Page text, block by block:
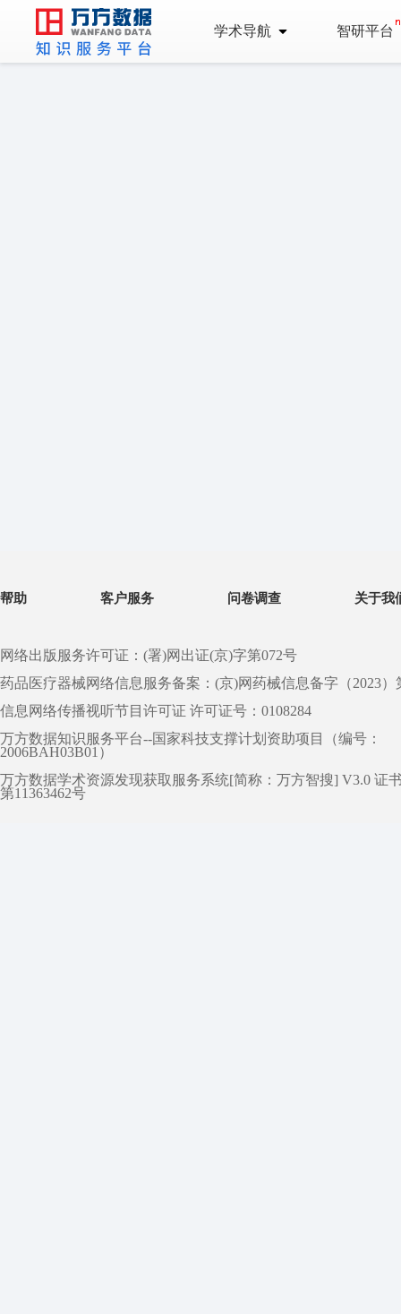
学术导航 智研平台
帮助 客户服务 问卷调查 关于我
网络出版服务许可证：(署)网出证(京)字第072号
药品医疗器械网络信息服务备案：(京)网药械信息备字（2023）
信息网络传播视听节目许可证 许可证号：0108284
万方数据知识服务平台--国家科技支撑计划资助项目（编号：
2006BAH03B01）
万方数据学术资源发现获取服务系统[简称：万方智搜] V3.0 证
第11363462号